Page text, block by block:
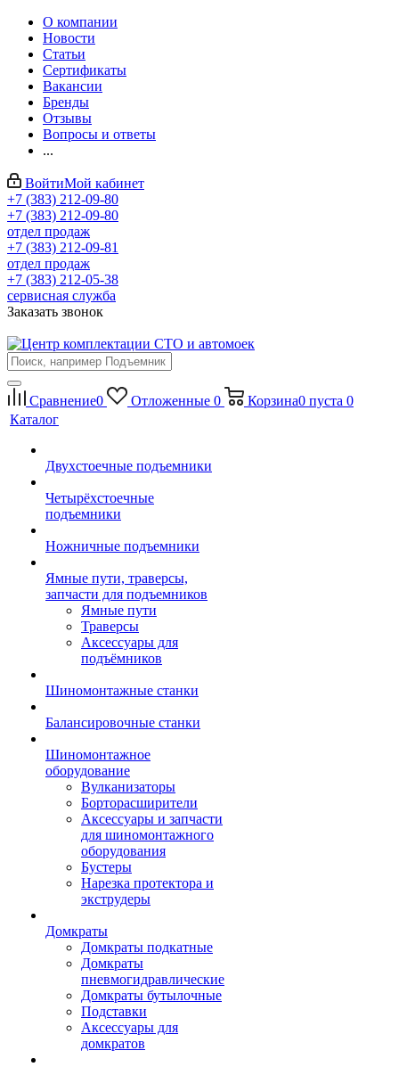
О компании
Новости
Статьи
Сертификаты
Вакансии
Бренды
Отзывы
Вопросы и ответы
...
ВойтиМой кабинет
+7 (383) 212-09-80
+7 (383) 212-09-80
отдел продаж
+7 (383) 212-09-81
отдел продаж
+7 (383) 212-05-38
сервисная служба
Заказать звонок
Сравнение0 Отложенные 0 Корзина0 пуста 0
Каталог
Двухстоечные подъемники
Четырёхстоечные
подъемники
Ножничные подъемники
Ямные пути, траверсы,
запчасти для подъемников
Ямные пути
Траверсы
Аксессуары для
подъёмников
Шиномонтажные станки
Балансировочные станки
Шиномонтажное
оборудование
Вулканизаторы
Борторасширители
Аксессуары и запчасти
для шиномонтажного
оборудования
Бустеры
Нарезка протектора и
экструдеры
Домкраты
Домкраты подкатные
Домкраты
пневмогидравлические
Домкраты бутылочные
Подставки
Аксессуары для
домкратов